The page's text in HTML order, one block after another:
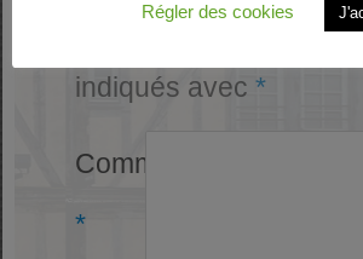
champs obligatoires
indiqués avec*
Commentaire
*
Régler des cookies